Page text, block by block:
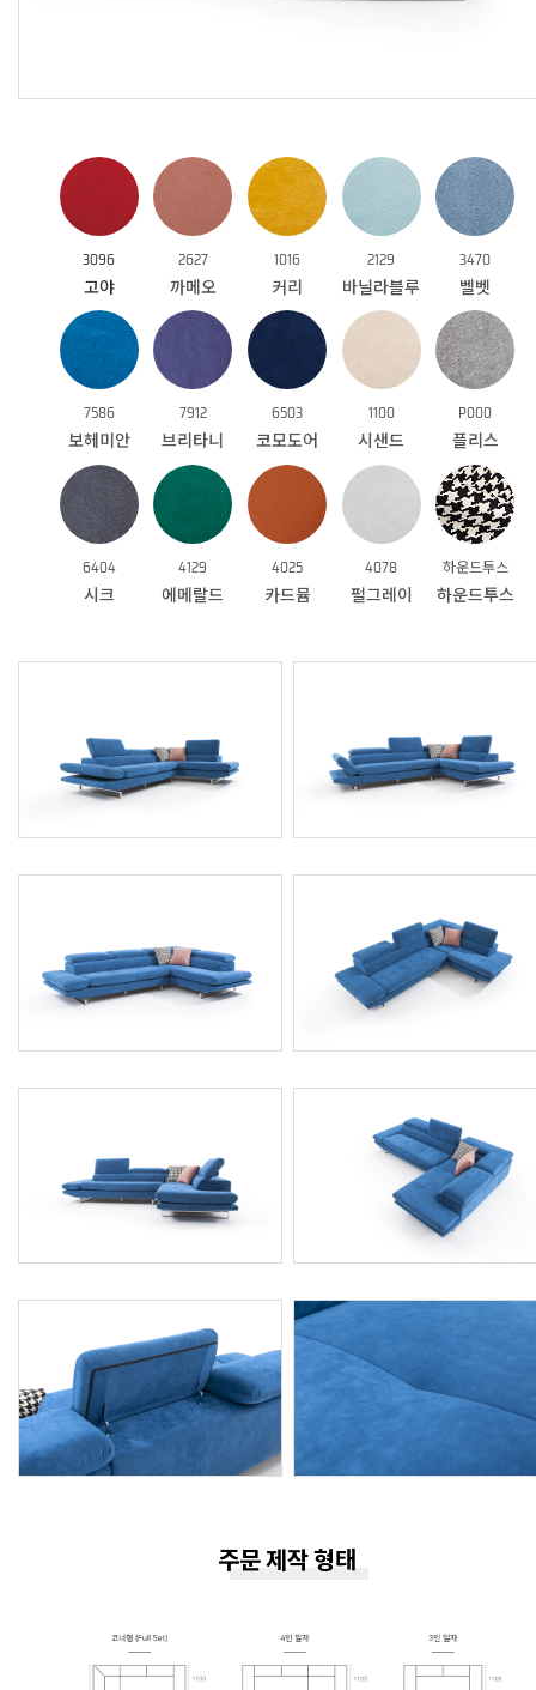
3096
고야
2627
까메오
1016
커리
2129
바닐라블루
3470
벨벳
7586
보헤미안
7912
브리타니
6503
코모도어
1100
시샌드
P000
플리스
6404
시크
4129
에메랄드
4025
카드뮴
4078
펄그레이
하운드투스
하운드투스
주문 제작 형태